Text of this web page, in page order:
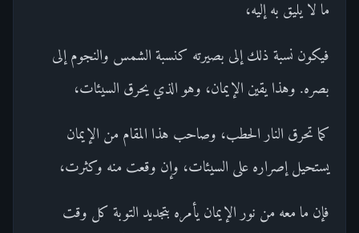
ما لا يليق به إليه،
فيكون نسبة ذلك إلى بصيرته كنسبة الشمس والنجوم إلى
بصره. وهذا يقين الإيمان، وهو الذي يحرق السيئات،
كما تحرق النار الحطب، وصاحب هذا المقام من الإيمان
يستحيل إصراره على السيئات، وإن وقعت منه وكثرت،
فإن ما معه من نور الإيمان يأمره بتجديد التوبة كل وقت